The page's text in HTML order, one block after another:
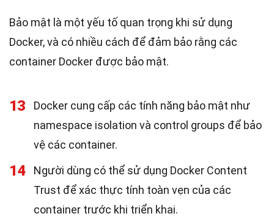
Bảo mật là một yếu tố quan trọng khi sử dụng
Docker, và có nhiều cách để đảm bảo rằng các
container Docker được bảo mật.
13
Docker cung cấp các tính năng bảo mật như
namespace isolation và control groups để bảo
vệ các container.
14
Người dùng có thể sử dụng Docker Content
Trust để xác thực tính toàn vẹn của các
container trước khi triển khai.